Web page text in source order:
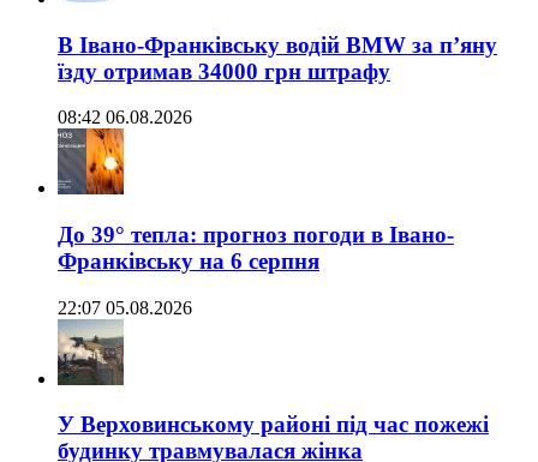
В Івано-Франківську водій BMW за п’яну
їзду отримав 34000 грн штрафу
08:42 06.08.2026
До 39° тепла: прогноз погоди в Івано-
Франківську на 6 серпня
22:07 05.08.2026
У Верховинському районі під час пожежі
будинку травмувалася жінка